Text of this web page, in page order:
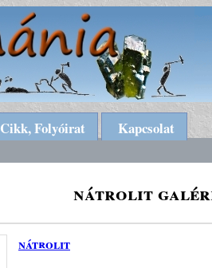
Cikk, Folyóirat
Kapcsolat
nátrolit
nátrolit